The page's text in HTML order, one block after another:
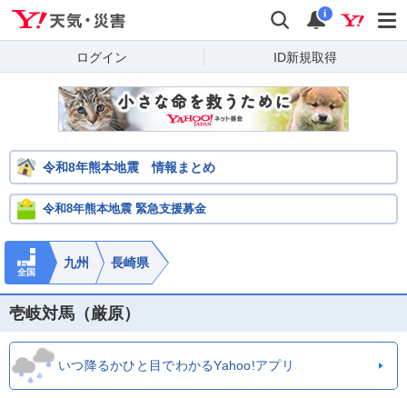
検索 通知
i
ログイン ID新規取得
令和8年熊本地震 情報まとめ
令和8年熊本地震 緊急支援募金
全国
九州 長崎県
壱岐対馬（厳原）
いつ降るかひと目でわかるYahoo!アプリ